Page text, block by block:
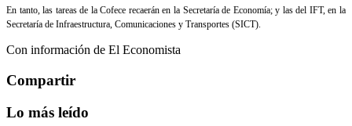
En tanto, las tareas de la Cofece recaerán en la Secretaría de Economía; y las del IFT, en la
Secretaría de Infraestructura, Comunicaciones y Transportes (SICT).
Con información de El Economista
Compartir
Lo más leído